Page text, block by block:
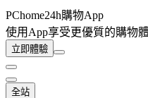
PChome24h購物App
使用App享受更優質的購物
立即體驗
全站